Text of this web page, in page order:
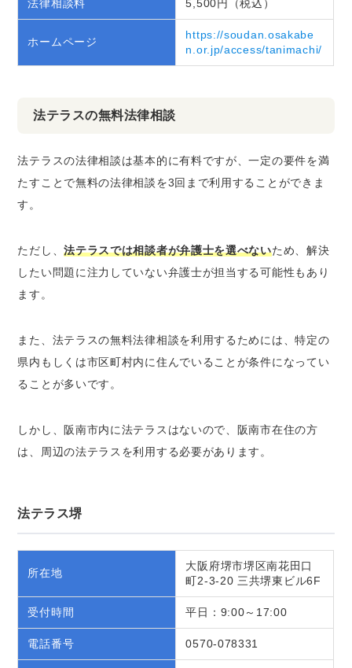
法律相談料 5,500円（税込）
ホームページ
https://soudan.osakabe
n.or.jp/access/tanimachi/
法テラスの無料法律相談
法テラスの法律相談は基本的に有料ですが、一定の要件を満
たすことで無料の法律相談を3回まで利用することができま
す。
ただし、法テラスでは相談者が弁護士を選べないため、解決
したい問題に注力していない弁護士が担当する可能性もあり
ます。
また、法テラスの無料法律相談を利用するためには、特定の
県内もしくは市区町村内に住んでいることが条件になってい
ることが多いです。
しかし、阪南市内に法テラスはないので、阪南市在住の方
は、周辺の法テラスを利用する必要があります。
法テラス堺
所在地
大阪府堺市堺区南花田口
町2-3-20 三共堺東ビル6F
受付時間 平日：9:00～17:00
電話番号 0570-078331